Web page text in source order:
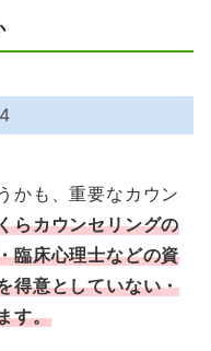
4
かも、重要なカウン
らカウンセリングの
臨床心理士などの資
得意としていない・
す。